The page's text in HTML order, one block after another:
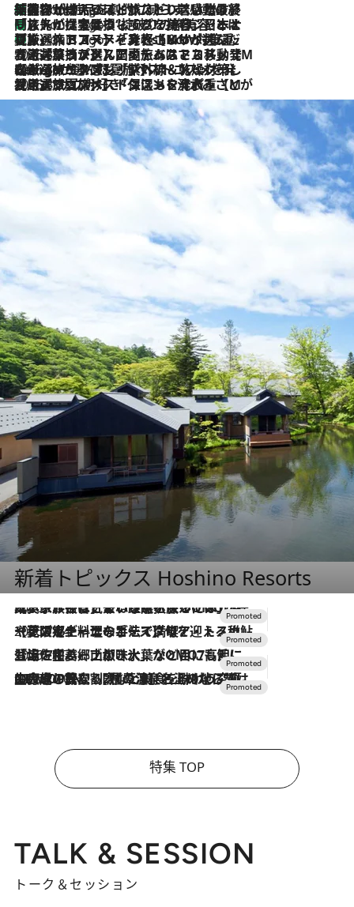
4 Hours Ago
「荷物が増えるほど旅ストレスは増す」美容ジャーナリストがたどり着いた最終結論。“化粧品を劇的に減らす”感動の凝縮美容とは
4 Hours Ago
「旅先には金髪ウィッグを持参」日本と同じメイクでは損してる!? 美容ジャーナリストが提案する“掟破りの旅美容”とは
4 Hours Ago
【厳選旅コスメ】「身軽さ＆UV対策重視！」ヘアアーティストshucoが選んだ夏旅ベストコスメを発表【Mサイズジップ】
2026.8.5
【厳選旅コスメ】国内をあちこち移動する河井菜摘が選んだ夏旅ベストコスメ発表！「リラックスアイテムはマスト」【Mサイズジップ】
2026.8.4
【厳選旅コスメ】「紫外線＆乾燥対策しながらメイク感も！」ヘア＆メイクGeorgeが選んだ夏旅ベストコスメを発表！【Mサイズジップ】
2026.8.3
【厳選旅コスメ】「保湿もタイパ重視！」“サウナ好き”タレント清水みさとが愛用する夏旅ベストコスメを発表！【Mサイズジップ】
新着トピックス Hoshino Resorts
2026.7.31
【ホテル帰省】という選択肢をOMOが提案。家族とほどよい距離を保つには「昼は実家、夜は気兼ねなくホテルで！」
2026.7.24
【夏限定ディナーコース】旬を迎える稚鮎や花ズッキーニなどをイタリア・トスカーナの郷土料理の手法で満喫！
2026.7.17
「土佐和ハーブかき氷」がOMO7高知に登場！生姜、山椒、大葉など目にも舌にも涼を呼ぶ郷土の味
2026.7.10
NEW OPEN！【界 草津】名湯の地に誕生。趣の異なる2種の温泉と上州ならではの会席・蕎麦割烹など美食を味わう究極の癒やし旅
特集 TOP
TALK & SESSION
トーク＆セッション